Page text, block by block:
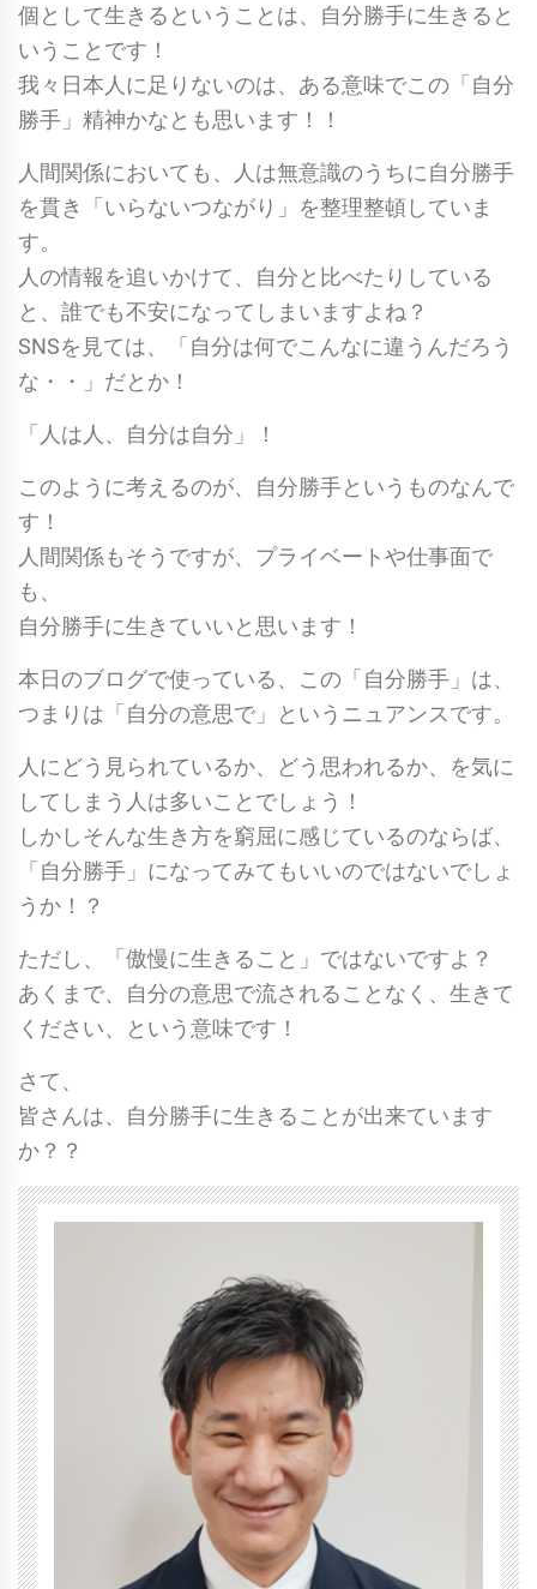
個として生きるということは、自分勝手に生きると
いうことです！
我々日本人に足りないのは、ある意味でこの「自分
勝手」精神かなとも思います！！
人間関係においても、人は無意識のうちに自分勝手
を貫き「いらないつながり」を整理整頓していま
す。
人の情報を追いかけて、自分と比べたりしている
と、誰でも不安になってしまいますよね？
SNSを見ては、「自分は何でこんなに違うんだろう
な・・」だとか！
「人は人、自分は自分」！
このように考えるのが、自分勝手というものなんで
す！
人間関係もそうですが、プライベートや仕事面で
も、
自分勝手に生きていいと思います！
本日のブログで使っている、この「自分勝手」は、
つまりは「自分の意思で」というニュアンスです。
人にどう見られているか、どう思われるか、を気に
してしまう人は多いことでしょう！
しかしそんな生き方を窮屈に感じているのならば、
「自分勝手」になってみてもいいのではないでしょ
うか！？
ただし、「傲慢に生きること」ではないですよ？
あくまで、自分の意思で流されることなく、生きて
ください、という意味です！
さて、
皆さんは、自分勝手に生きることが出来ています
か？？